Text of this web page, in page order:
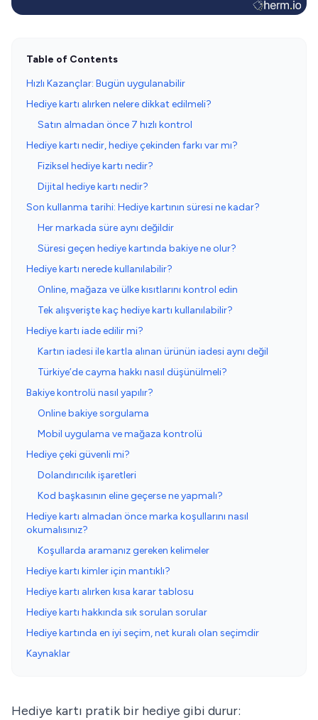
Table of Contents
Hızlı Kazançlar: Bugün uygulanabilir
Hediye kartı alırken nelere dikkat edilmeli?
Satın almadan önce 7 hızlı kontrol
Hediye kartı nedir, hediye çekinden farkı var mı?
Fiziksel hediye kartı nedir?
Dijital hediye kartı nedir?
Son kullanma tarihi: Hediye kartının süresi ne kadar?
Her markada süre aynı değildir
Süresi geçen hediye kartında bakiye ne olur?
Hediye kartı nerede kullanılabilir?
Online, mağaza ve ülke kısıtlarını kontrol edin
Tek alışverişte kaç hediye kartı kullanılabilir?
Hediye kartı iade edilir mi?
Kartın iadesi ile kartla alınan ürünün iadesi aynı değil
Türkiye’de cayma hakkı nasıl düşünülmeli?
Bakiye kontrolü nasıl yapılır?
Online bakiye sorgulama
Mobil uygulama ve mağaza kontrolü
Hediye çeki güvenli mi?
Dolandırıcılık işaretleri
Kod başkasının eline geçerse ne yapmalı?
Hediye kartı almadan önce marka koşullarını nasıl
okumalısınız?
Koşullarda aramanız gereken kelimeler
Hediye kartı kimler için mantıklı?
Hediye kartı alırken kısa karar tablosu
Hediye kartı hakkında sık sorulan sorular
Hediye kartında en iyi seçim, net kuralı olan seçimdir
Kaynaklar
Hediye kartı pratik bir hediye gibi durur: